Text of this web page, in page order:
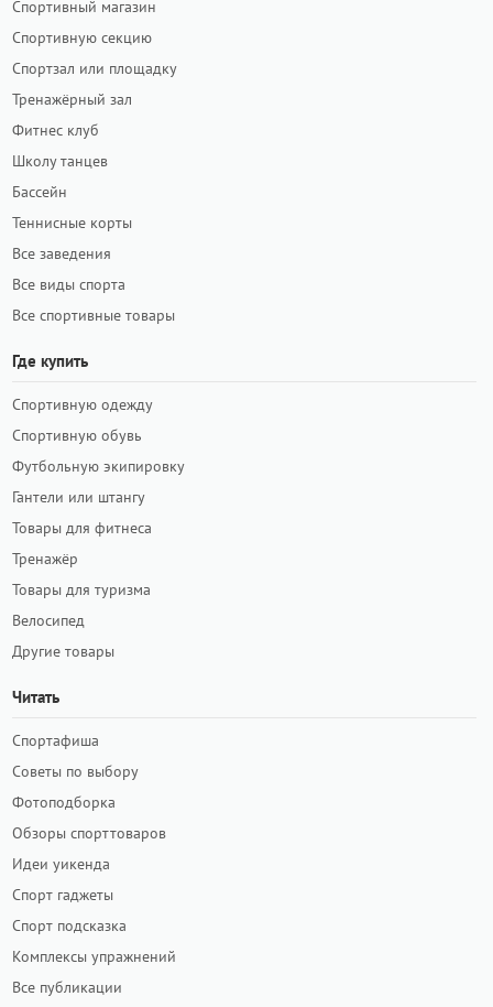
Спортивный магазин
Спортивную секцию
Спортзал или площадку
Тренажёрный зал
Фитнес клуб
Школу танцев
Бассейн
Теннисные корты
Все заведения
Все виды спорта
Все спортивные товары
Где купить
Спортивную одежду
Спортивную обувь
Футбольную экипировку
Гантели или штангу
Товары для фитнеса
Тренажёр
Товары для туризма
Велосипед
Другие товары
Читать
Спортафиша
Советы по выбору
Фотоподборка
Обзоры спорттоваров
Идеи уикенда
Спорт гаджеты
Спорт подсказка
Комплексы упражнений
Все публикации